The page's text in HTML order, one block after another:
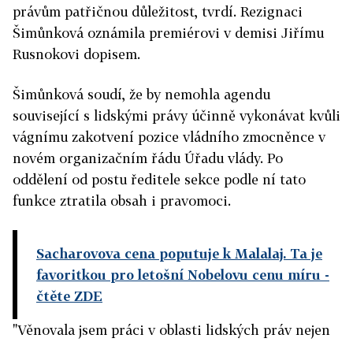
právům patřičnou důležitost, tvrdí. Rezignaci
Šimůnková oznámila premiérovi v demisi Jiřímu
Rusnokovi dopisem.
Šimůnková soudí, že by nemohla agendu
související s lidskými právy účinně vykonávat kvůli
vágnímu zakotvení pozice vládního zmocněnce v
novém organizačním řádu Úřadu vlády. Po
oddělení od postu ředitele sekce podle ní tato
funkce ztratila obsah i pravomoci.
Sacharovova cena poputuje k Malalaj. Ta je
favoritkou pro letošní Nobelovu cenu míru -
čtěte ZDE
"Věnovala jsem práci v oblasti lidských práv nejen